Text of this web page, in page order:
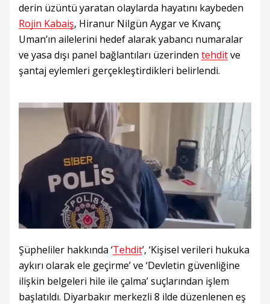
derin üzüntü yaratan olaylarda hayatını kaybeden
Rojin Kabaiş, Hiranur Nilgün Aygar ve Kıvanç
Uman’ın ailelerini hedef alarak yabancı numaralar
ve yasa dışı panel bağlantıları üzerinden tehditve
şantaj eylemleri gerçekleştirdikleri belirlendi.
Şüpheliler hakkında ‘Tehdit’, ‘Kişisel verileri hukuka
aykırı olarak ele geçirme’ ve ‘Devletin güvenliğine
ilişkin belgeleri hile ile çalma’ suçlarından işlem
başlatıldı. Diyarbakır merkezli 8 ilde düzenlenen eş